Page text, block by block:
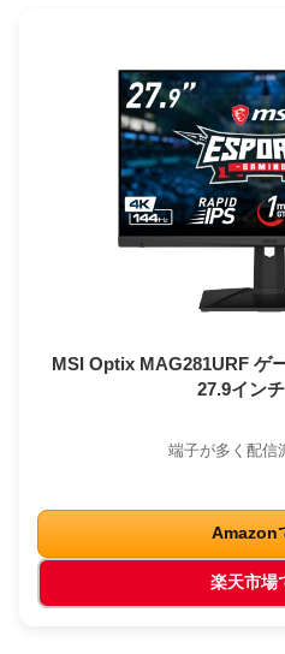
MSI Optix MAG281URF ゲ
27.9イン
端子が多く配信
Amazon
楽天市場